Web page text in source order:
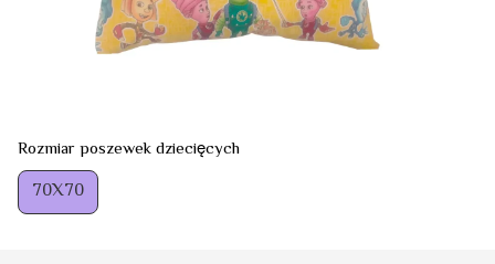
Rozmiar poszewek dziecięcych
70Х70